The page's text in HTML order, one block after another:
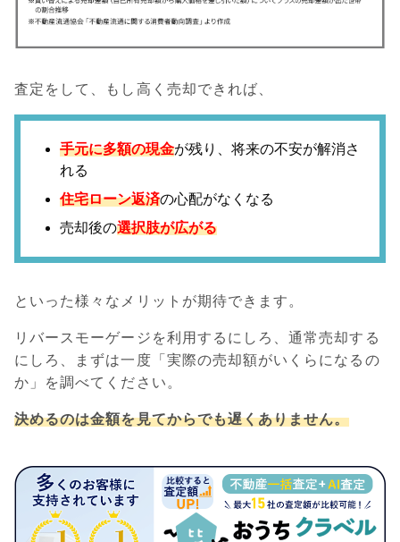
査定をして、もし高く売却できれば、
手元に多額の現金が残り、将来の不安が解消さ
れる
住宅ローン返済の心配がなくなる
売却後の選択肢が広がる
といった様々なメリットが期待できます。
リバースモーゲージを利用するにしろ、通常売却する
にしろ、まずは一度「実際の売却額がいくらになるの
か」を調べてください。
決めるのは金額を見てからでも遅くありません。